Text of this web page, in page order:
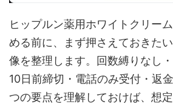
ヒップルン薬用ホワイトクリー
める前に、まず押さえておきた
像を整理します。回数縛りなし
10日前締切・電話のみ受付・返
つの要点を理解しておけば、想